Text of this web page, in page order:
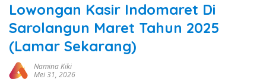
Lowongan Kasir Indomaret Di
Sarolangun Maret Tahun 2025
(Lamar Sekarang)
Namina Kiki
Mei 31, 2026